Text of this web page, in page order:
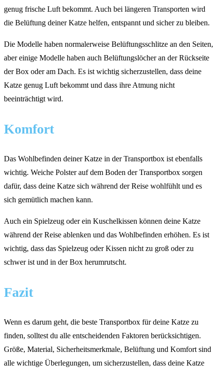
genug frische Luft bekommt. Auch bei längeren Transporten wird
die Belüftung deiner Katze helfen, entspannt und sicher zu bleiben.
Die Modelle haben normalerweise Belüftungsschlitze an den Seiten,
aber einige Modelle haben auch Belüftungslöcher an der Rückseite
der Box oder am Dach. Es ist wichtig sicherzustellen, dass deine
Katze genug Luft bekommt und dass ihre Atmung nicht
beeinträchtigt wird.
Komfort
Das Wohlbefinden deiner Katze in der Transportbox ist ebenfalls
wichtig. Weiche Polster auf dem Boden der Transportbox sorgen
dafür, dass deine Katze sich während der Reise wohlfühlt und es
sich gemütlich machen kann.
Auch ein Spielzeug oder ein Kuschelkissen können deine Katze
während der Reise ablenken und das Wohlbefinden erhöhen. Es ist
wichtig, dass das Spielzeug oder Kissen nicht zu groß oder zu
schwer ist und in der Box herumrutscht.
Fazit
Wenn es darum geht, die beste Transportbox für deine Katze zu
finden, solltest du alle entscheidenden Faktoren berücksichtigen.
Größe, Material, Sicherheitsmerkmale, Belüftung und Komfort sind
alle wichtige Überlegungen, um sicherzustellen, dass deine Katze